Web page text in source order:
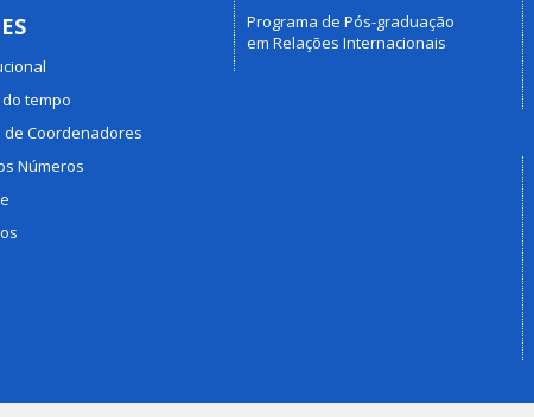
tempo
de Coordenadores
Números
Programa de Pós-graduação
em Relações Internacionais